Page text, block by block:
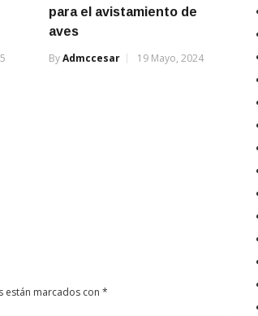
para el avistamiento de
aves
ByAdmccesar 19 Mayo, 2024
están marcados con *